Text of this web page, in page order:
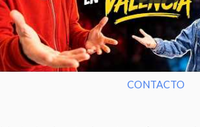
CONTACTO